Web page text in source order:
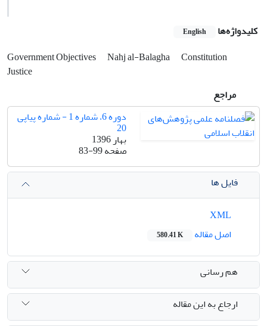
کلیدواژه‌ها English
Government Objectives Nahj al-Balagha
Constitution
Justice
مراجع
دوره 6، شماره 1 - شماره پیاپی
20
بهار 1396
صفحه83-99
فایل ها
اصل مقاله
580.41 K
هم رسانی
ارجاع به این مقاله